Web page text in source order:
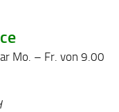
Mo. – Fr. von 9.00